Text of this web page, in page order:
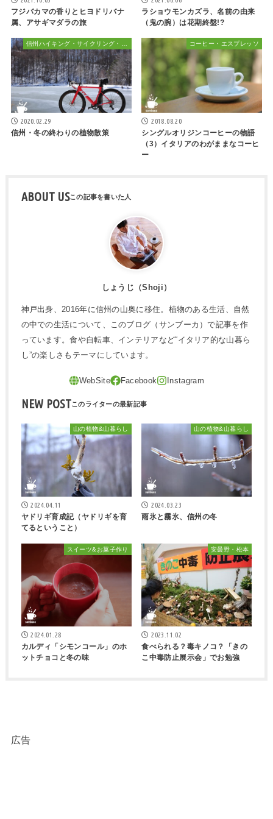
フジバカマの香りとヒヨドリバナ
属、アサギマダラの旅
ラショウモンカズラ、名前の由来
（鬼の腕）は花期終盤!?
2020.02.29
信州・冬の終わりの植物散策
コーヒー・エスプレッソ
2018.08.20
シングルオリジンコーヒーの物語
（3）イタリアのわがままなコーヒ
ー
ABOUT US
しょうじ（Shoji）
神戸出身、2016年に信州の山奥に移住。植物のある生活、自然
の中での生活について、このブログ（サンブーカ）で記事を作
っています。食や自転車、インテリアなど“イタリア的な山暮ら
し”の楽しさもテーマにしています。
NEW POST
山の植物&山暮らし
2024.04.11
ヤドリギ育成記（ヤドリギを育
てるということ）
山の植物&山暮らし
2024.03.23
雨氷と霧氷、信州の冬
スイーツ&お菓子作り
2024.01.28
カルディ「シモンコール」のホ
ットチョコと冬の味
安曇野・松本
2023.11.02
食べられる？毒キノコ？「きの
こ中毒防止展示会」でお勉強
広告